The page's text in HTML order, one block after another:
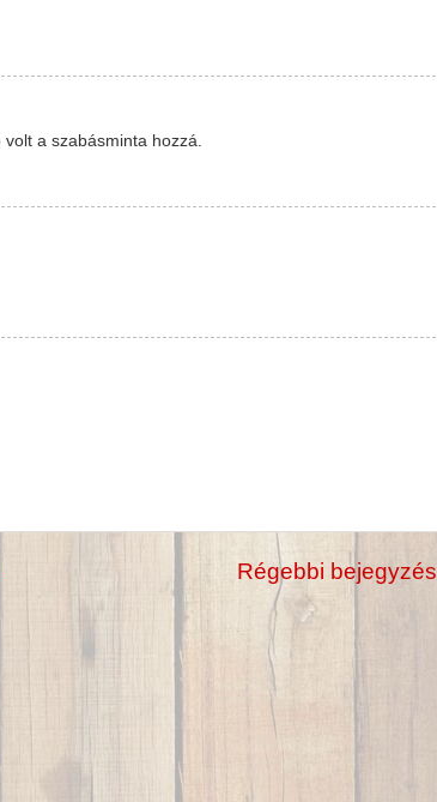
a szabásminta hozzá.
Régebbi bejegyzés